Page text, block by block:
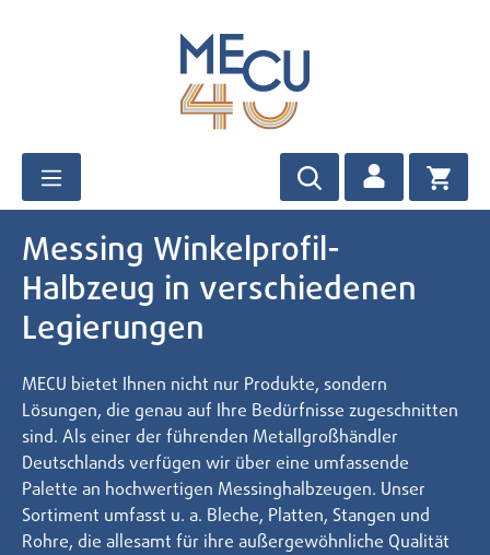
Messing Winkelprofil-
Halbzeug in verschiedenen
Legierungen
MECU bietet Ihnen nicht nur Produkte, sondern
Lösungen, die genau auf Ihre Bedürfnisse zugeschnitten
sind. Als einer der führenden Metallgroßhändler
Deutschlands verfügen wir über eine umfassende
Palette an hochwertigen Messinghalbzeugen. Unser
Sortiment umfasst u. a. Bleche, Platten, Stangen und
Rohre, die allesamt für ihre außergewöhnliche Qualität